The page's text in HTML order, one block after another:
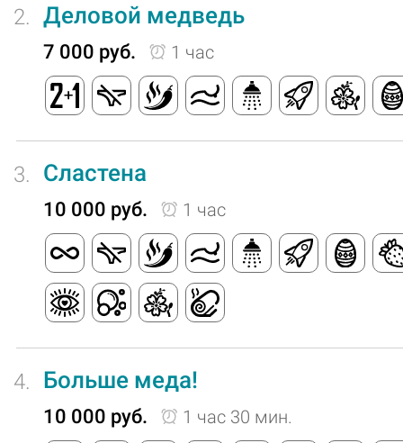
2. Деловой медведь
7 000 руб. 1 час
3. Сластена
10 000 руб. 1 час
4. Больше меда!
10 000 руб. 1 час 30 мин.